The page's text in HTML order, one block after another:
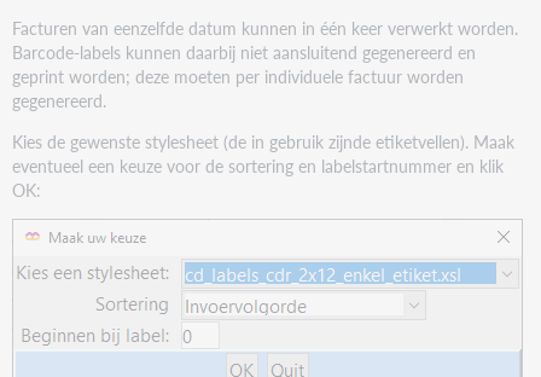
Facturen van eenzelfde datum kunnen in één keer verwerkt worden.
Barcode-labels kunnen daarbij niet aansluitend gegenereerd en
geprint worden; deze moeten per individuele factuur worden
gegenereerd.
Kies de gewenste stylesheet (de in gebruik zijnde etiketvellen). Maak
eventueel een keuze voor de sortering en labelstartnummer en klik
OK: